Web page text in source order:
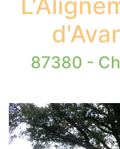
87380 -